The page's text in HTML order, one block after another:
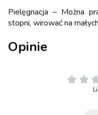
Pielęgnacja – Można
stopni, wirować na
Opinie